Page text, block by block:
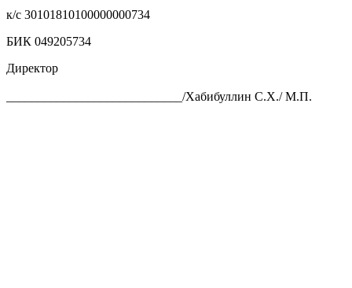
к/с 30101810100000000734
БИК 049205734
Директор
____________________________/Хабибуллин С.Х./ М.П.